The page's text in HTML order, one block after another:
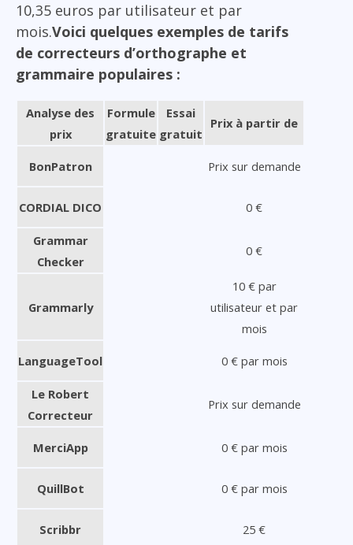
10,35 euros par utilisateur et par
mois.Voici quelques exemples de tarifs
de correcteurs d’orthographe et
grammaire populaires :
Analyse des
prix
Formule
gratuite
Essai
gratuit
Prix à partir de
BonPatron Prix sur demande
CORDIAL DICO 0 €
Grammar
Checker
0 €
Grammarly
10 € par
utilisateur et par
mois
LanguageTool 0 € par mois
Le Robert
Correcteur
Prix sur demande
MerciApp 0 € par mois
QuillBot 0 € par mois
Scribbr 25 €